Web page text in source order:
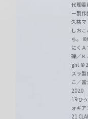
代理委
ー製
久慈マ
しおこ
ち。
©
にくＡ
礫／Ｋ
ght ©
スラ
こ／
2020
19 ひ
ォギア
21